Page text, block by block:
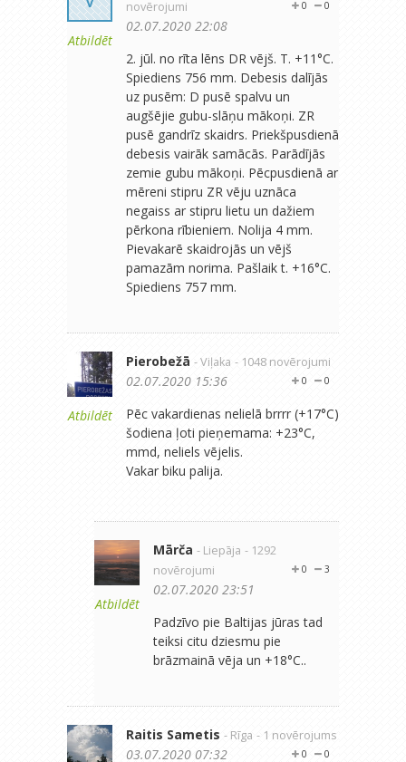
Atbildēt
novērojumi
0
0
02.07.2020 22:08
2. jūl. no rīta lēns DR vējš. T. +11°C.
Spiediens 756 mm. Debesis dalījās
uz pusēm: D pusē spalvu un
augšējie gubu-slāņu mākoņi. ZR
pusē gandrīz skaidrs. Priekšpusdienā
debesis vairāk samācās. Parādījās
zemie gubu mākoņi. Pēcpusdienā ar
mēreni stipru ZR vēju uznāca
negaiss ar stipru lietu un dažiem
pērkona rībieniem. Nolija 4 mm.
Pievakarē skaidrojās un vējš
pamazām norima. Pašlaik t. +16°C.
Spiediens 757 mm.
Atbildēt
Pierobežā - Viļaka - 1048 novērojumi
0
0
02.07.2020 15:36
Pēc vakardienas nelielā brrrr (+17°C)
šodiena ļoti pieņemama: +23°C,
mmd, neliels vējelis.
Vakar biku palija.
Atbildēt
Mārča - Liepāja - 1292
novērojumi
3
0
02.07.2020 23:51
Padzīvo pie Baltijas jūras tad
teiksi citu dziesmu pie
brāzmainā vēja un +18°C..
Raitis Sametis - Rīga - 1 novērojums
0
0
03.07.2020 07:32